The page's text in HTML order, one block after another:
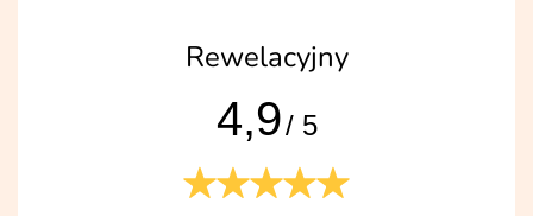
Rewelacyjny
4,9/ 5